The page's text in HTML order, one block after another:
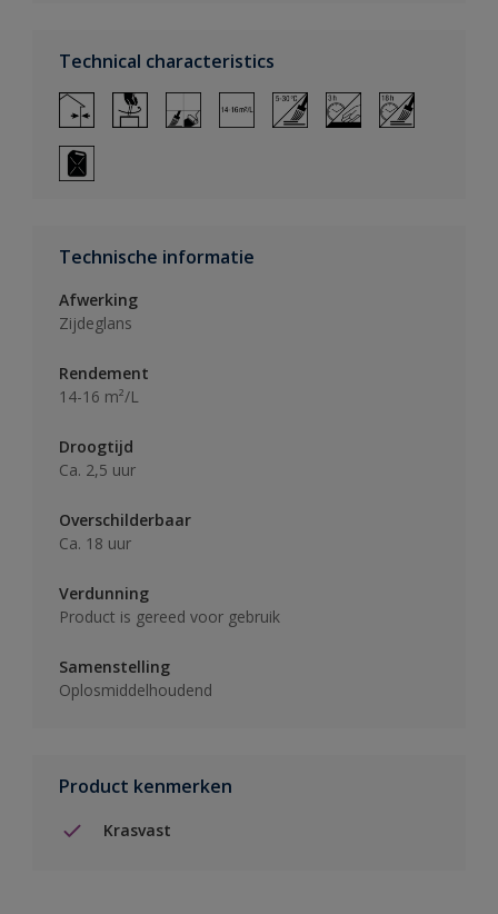
Technical characteristics
Technische informatie
Afwerking
Zijdeglans
Rendement
14-16 m²/L
Droogtijd
Ca. 2,5 uur
Overschilderbaar
Ca. 18 uur
Verdunning
Product is gereed voor gebruik
Samenstelling
Oplosmiddelhoudend
Product kenmerken
Krasvast